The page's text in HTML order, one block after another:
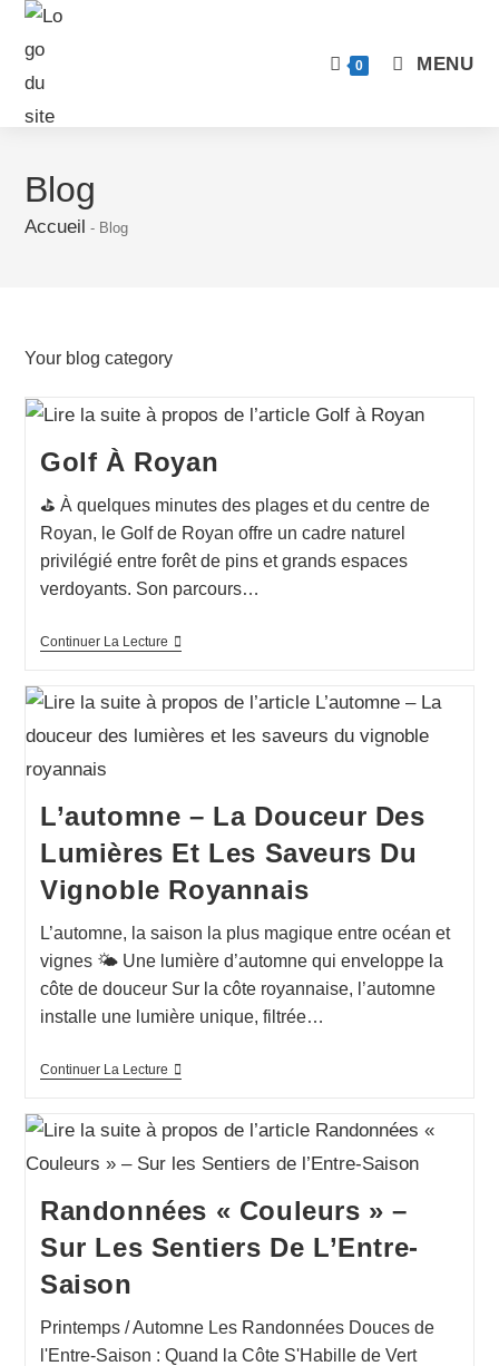
0 MENU
Blog
Accueil - Blog
Your blog category
Golf À Royan
⛳ À quelques minutes des plages et du centre de
Royan, le Golf de Royan offre un cadre naturel
privilégié entre forêt de pins et grands espaces
verdoyants. Son parcours…
Continuer La Lecture
L’automne – La Douceur Des
Lumières Et Les Saveurs Du
Vignoble Royannais
L’automne, la saison la plus magique entre océan et
vignes 🌤️ Une lumière d’automne qui enveloppe la
côte de douceur Sur la côte royannaise, l’automne
installe une lumière unique, filtrée…
Continuer La Lecture
Randonnées « Couleurs » –
Sur Les Sentiers De L’Entre-
Saison
Printemps / Automne Les Randonnées Douces de
l'Entre-Saison : Quand la Côte S'Habille de Vert